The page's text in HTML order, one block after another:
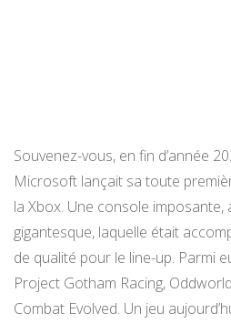
Souvenez-vous, en fin d’année
Microsoft lançait sa toute
la Xbox. Une console imposante,
gigantesque, laquelle était
de qualité pour le line-up. Parmi
Project Gotham Racing,
Combat Evolved. Un jeu